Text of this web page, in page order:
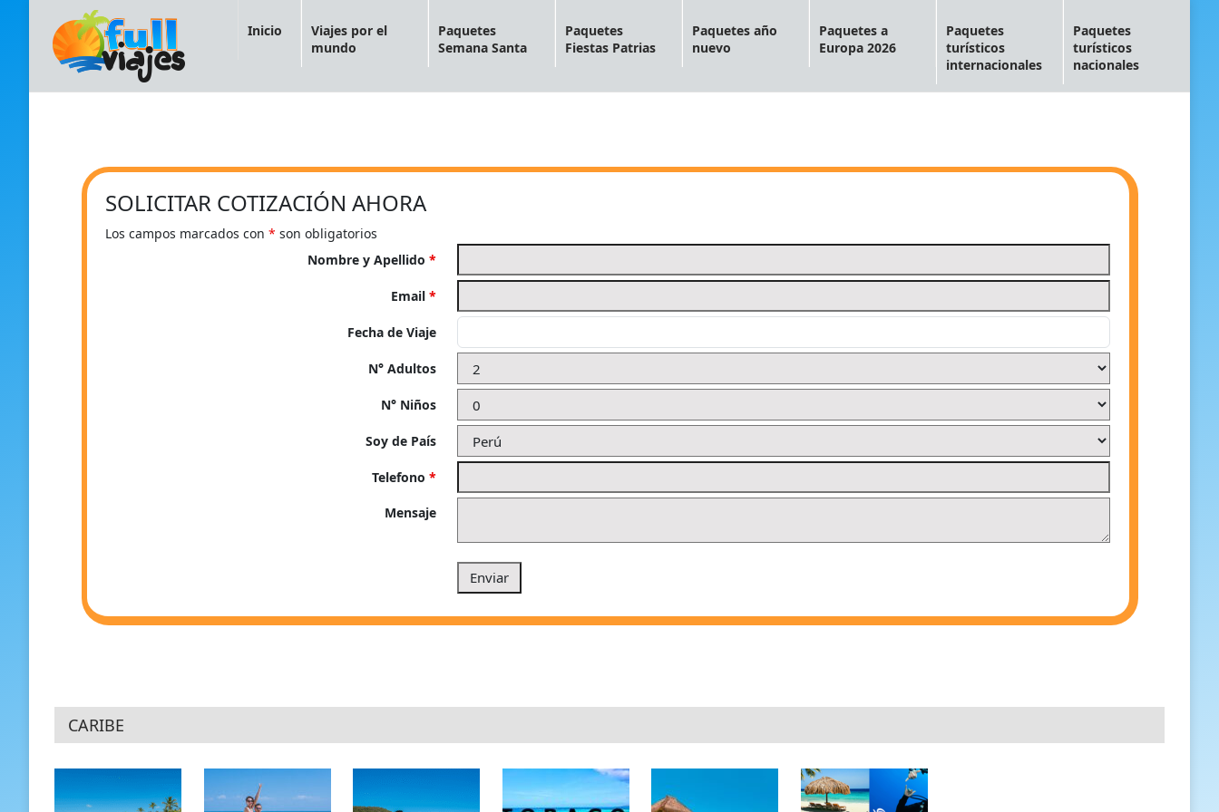
Inicio
Viajes por el
mundo
Paquetes
Semana Santa
Paquetes
Fiestas Patrias
Paquetes año
nuevo
Paquetes a
Europa 2026
Paquetes
turísticos
internacionales
Paquetes
turísticos
nacionales
SOLICITAR COTIZACIÓN AHORA
Los campos marcados con * son obligatorios
Nombre y Apellido*
Email*
Fecha de Viaje
N° Adultos
N° Niños
Soy de País
Telefono*
Mensaje
CARIBE